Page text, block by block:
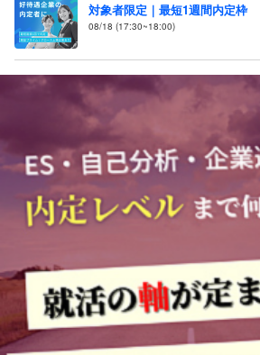
対象者限定｜最短1週間内定枠
08/18 (17:30~18:00)